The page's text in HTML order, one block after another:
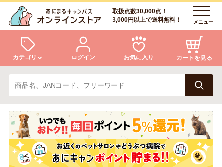
取扱点数30,000点！
3,000円以上で送料無料！
メニュー
カテゴリ
犬 猫
小動物・鳥 アクア・爬虫類・昆虫
ログイン お気に入り カートを見る
ログイン
会員登録
あにまるキャンパスについて